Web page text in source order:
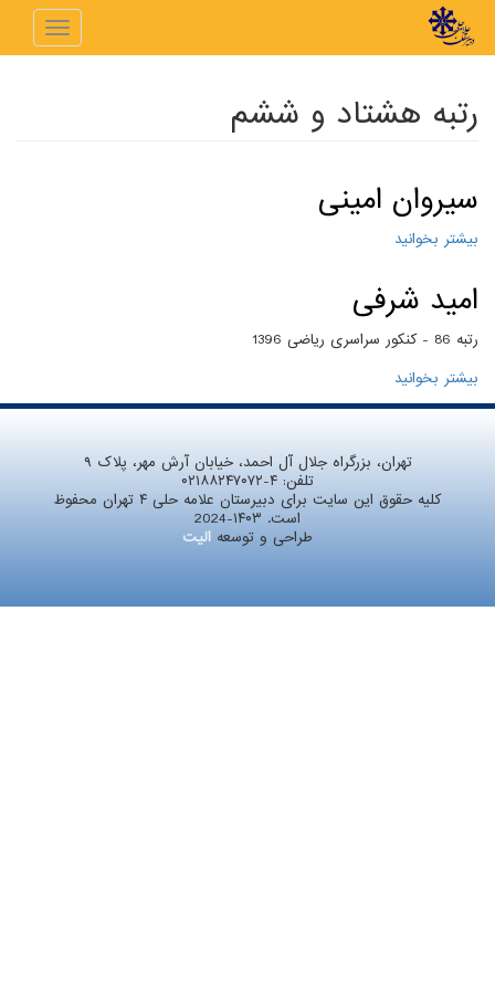
رفتن به محتوای اصلی
Toggle
رتبه هشتاد و ششم
سیروان امینی
بیشتر بخوانید
امید شرفی
رتبه 86 - کنکور سراسری ریاضی 1396
بیشتر بخوانید
تهران، بزرگراه جلال آل احمد، خیابان آرش مهر، پلاک ۹
تلفن: ۰۲۱۸۸۲۴۷۰۷۲-۴
کلیه حقوق این سایت برای دبیرستان علامه حلی ۴ تهران محفوظ
است. ۱۴۰۳-2024
طراحی و توسعه الیت